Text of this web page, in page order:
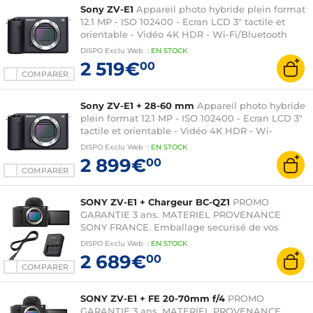
COMPARER
Sony ZV-E1 Appareil photo hybride plein format
12.1 MP - ISO 102400 - Ecran LCD 3" tactile et
orientable - Vidéo 4K HDR - Wi-Fi/Bluetooth
(boîtier nu)
DISPO Exclu Web : EN STOCK
2 519€00
COMPARER
Sony ZV-E1 + 28-60 mm Appareil photo hybride
plein format 12.1 MP - ISO 102400 - Ecran LCD 3"
tactile et orientable - Vidéo 4K HDR - Wi-
Fi/Bluetooth + Objectif 28-60mm f/4-5.6
DISPO Exclu Web : EN STOCK
2 899€00
COMPARER
SONY ZV-E1 + Chargeur BC-QZ1 PROMO
GARANTIE 3 ans. MATERIEL PROVENANCE
SONY FRANCE. Emballage securisé de vos
commandes. Livré avec Facture dont TVA.
DISPO Exclu Web : EN STOCK
2 689€00
SONY ZV-E1 + FE 20-70mm f/4 PROMO